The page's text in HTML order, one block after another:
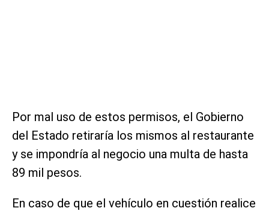
Por mal uso de estos permisos, el Gobierno
del Estado retiraría los mismos al restaurante
y se impondría al negocio una multa de hasta
89 mil pesos.
En caso de que el vehículo en cuestión realice